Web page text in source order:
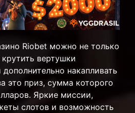
Riobet можно не только
вертушки
накапливать
это приз, сумма которого
Яркие миссии,
слотов и возможность